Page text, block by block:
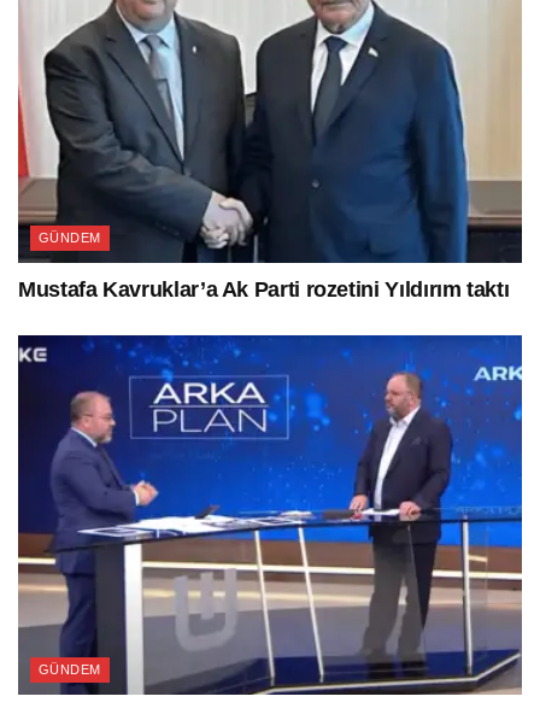
GÜNDEM
Mustafa Kavruklar’a Ak Parti rozetini Yıldırım taktı
GÜNDEM